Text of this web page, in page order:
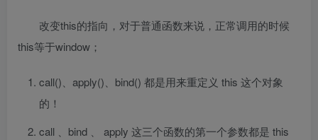
改变this的指向，对于普通函数来说，正常调用的时候
this等于window；
call()、apply()、bind() 都是用来重定义 this 这个对象
的！
call 、bind 、 apply 这三个函数的第一个参数都是 this